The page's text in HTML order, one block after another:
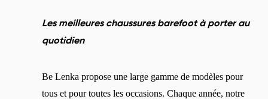
Les meilleures chaussures barefoot à porter au
quotidien
Be Lenka propose une large gamme de modèles pour
tous et pour toutes les occasions. Chaque année, notre